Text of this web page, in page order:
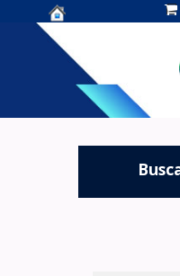
Centro de
OLADE -